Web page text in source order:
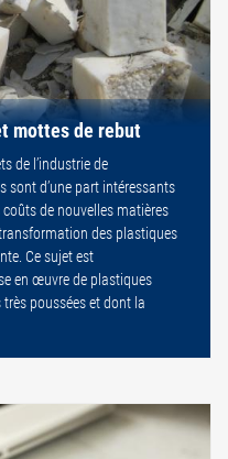
mottes de rebut
de l’industrie de
d’une part intéressants
de nouvelles matières
transformation des plastiques
Ce sujet est
en œuvre de plastiques
poussées et dont la